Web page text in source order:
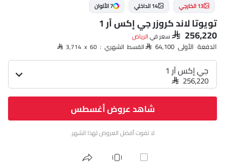
13 الخارجي 14 الداخلي 7 الألوان
تويوتا لاند كروزر جي إكس آر 1
SAR 256,220 سعر فيالرياض‎
الدفعة الأولى SAR 64,100 القسط الشهري : SAR 3,714 x 60
جي إكس آر 1
SAR 256,220
شاهد عروض أغسطس
لا تفوت أفضل العروض لهذا الشهر.